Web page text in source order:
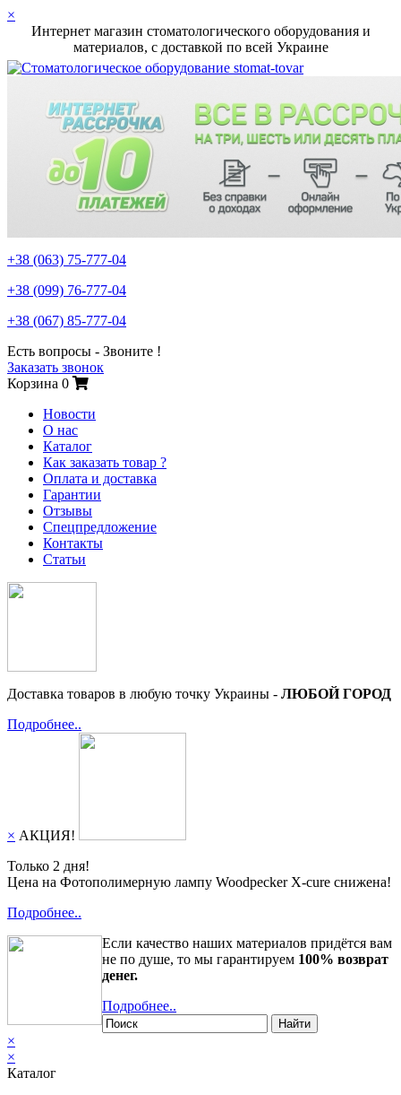
×
Интернет магазин стоматологического оборудования и
материалов, c доставкой по всей Украине
+38 (063) 75-777-04
+38 (099) 76-777-04
+38 (067) 85-777-04
Есть вопросы - Звоните !
Заказать звонок
Корзина 0
Новости
О нас
Каталог
Как заказать товар ?
Оплата и доставка
Гарантии
Отзывы
Спецпредложение
Контакты
Статьи
Доставка товаров в любую точку Украины - ЛЮБОЙ ГОРОД
Подробнее..
× АКЦИЯ!
Только 2 дня!
Цена на Фотополимерную лампу Woodpecker X-cure снижена!
Подробнее..
Если качество наших материалов придётся вам
не по душе, то мы гарантируем 100% возврат
денег.
Подробнее..
Найти
×
×
Каталог